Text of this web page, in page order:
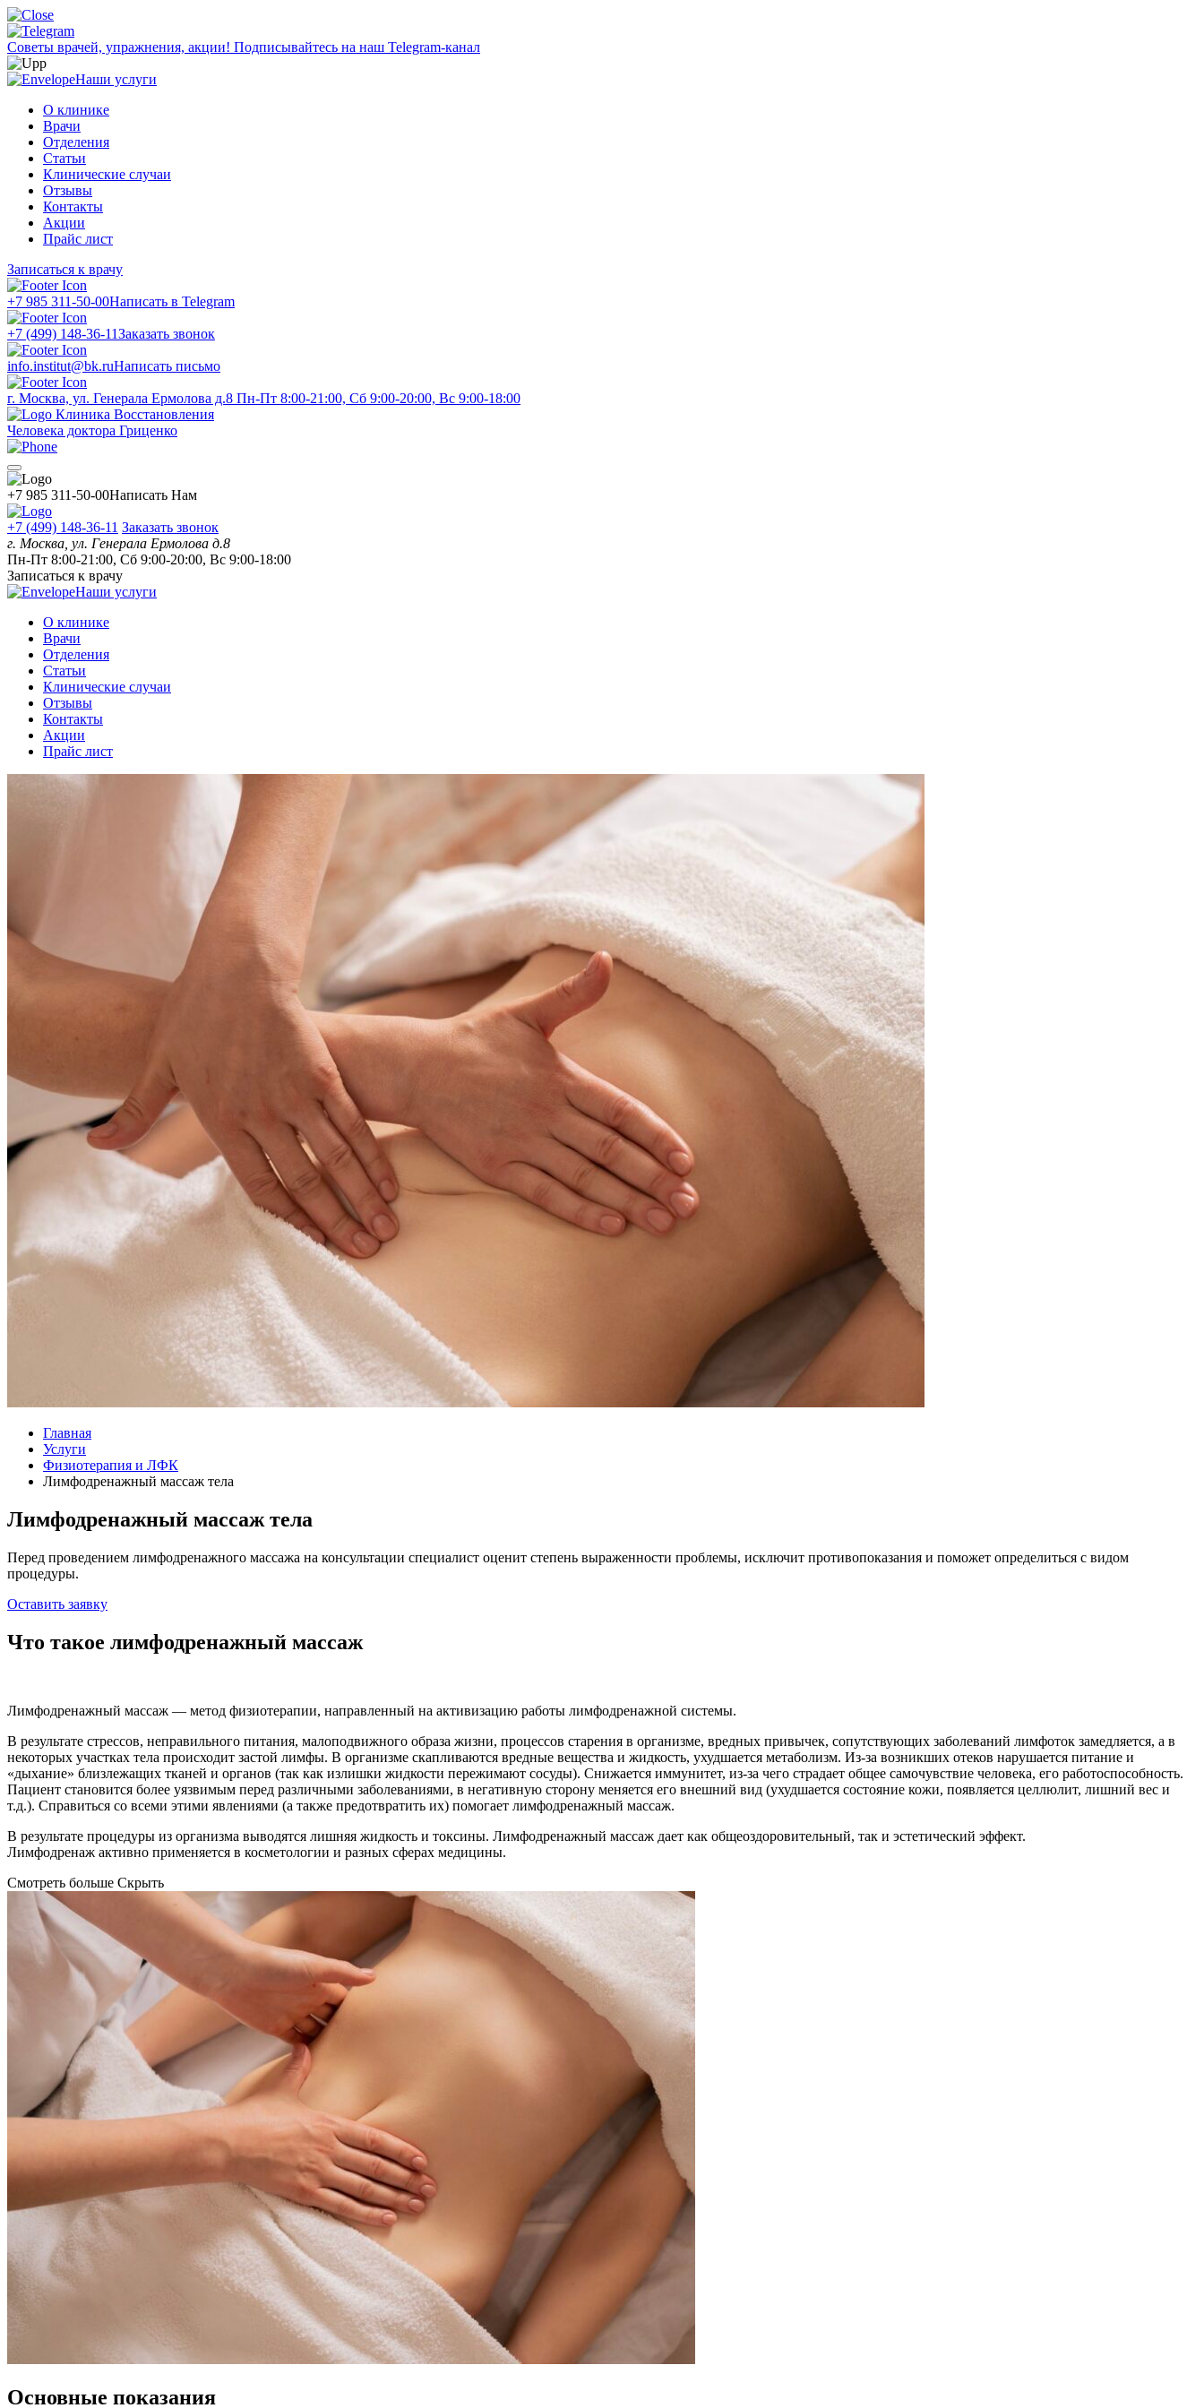
Советы врачей, упражнения, акции! Подписывайтесь на наш Telegram-канал
Наши услуги
О клинике
Врачи
Отделения
Статьи
Клинические случаи
Отзывы
Контакты
Акции
Прайс лист
Записаться к врачу
+7 985 311-50-00Написать в Telegram
+7 (499) 148-36-11Заказать звонок
info.institut@bk.ruНаписать письмо
г. Москва, ул. Генерала Ермолова д.8 Пн-Пт 8:00-21:00, Сб 9:00-20:00, Вс 9:00-18:00
Клиника Восстановления
Человека доктора Гриценко
+7 985 311-50-00Написать Нам
+7 (499) 148-36-11 Заказать звонок
г. Москва, ул. Генерала Ермолова д.8
Пн-Пт 8:00-21:00, Сб 9:00-20:00, Вс 9:00-18:00
Записаться к врачу
Наши услуги
О клинике
Врачи
Отделения
Статьи
Клинические случаи
Отзывы
Контакты
Акции
Прайс лист
Главная
Услуги
Физиотерапия и ЛФК
Лимфодренажный массаж тела
Лимфодренажный массаж тела
Перед проведением лимфодренажного массажа на консультации специалист оценит степень выраженности проблемы, исключит противопоказания и поможет определиться с видом
процедуры.
Оставить заявку
Что такое лимфодренажный массаж
Лимфодренажный массаж — метод физиотерапии, направленный на активизацию работы лимфодренажной системы.
В результате стрессов, неправильного питания, малоподвижного образа жизни, процессов старения в организме, вредных привычек, сопутствующих заболеваний лимфоток замедляется, а в
некоторых участках тела происходит застой лимфы. В организме скапливаются вредные вещества и жидкость, ухудшается метаболизм. Из-за возникших отеков нарушается питание и
«дыхание» близлежащих тканей и органов (так как излишки жидкости пережимают сосуды). Снижается иммунитет, из-за чего страдает общее самочувствие человека, его работоспособность.
Пациент становится более уязвимым перед различными заболеваниями, в негативную сторону меняется его внешний вид (ухудшается состояние кожи, появляется целлюлит, лишний вес и
т.д.). Справиться со всеми этими явлениями (а также предотвратить их) помогает лимфодренажный массаж.
В результате процедуры из организма выводятся лишняя жидкость и токсины. Лимфодренажный массаж дает как общеоздоровительный, так и эстетический эффект.
Лимфодренаж активно применяется в косметологии и разных сферах медицины.
Смотреть больше Скрыть
Основные показания